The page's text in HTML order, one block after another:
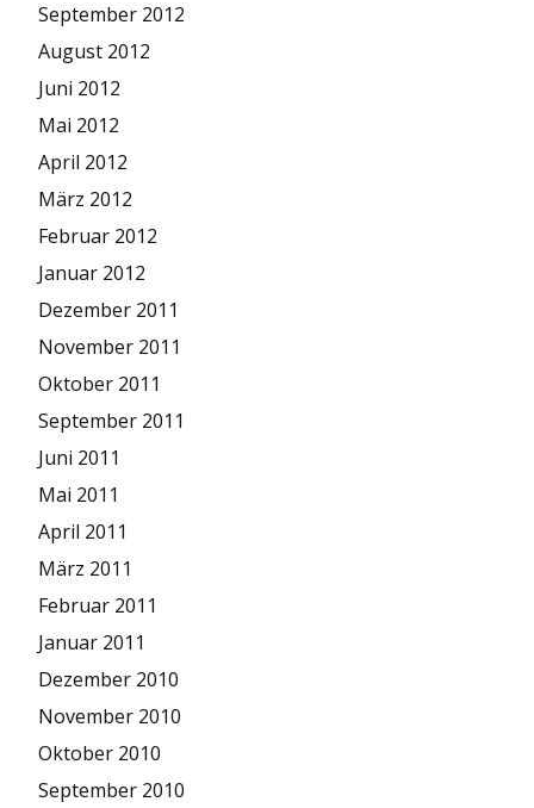
September 2012
August 2012
Juni 2012
Mai 2012
April 2012
März 2012
Februar 2012
Januar 2012
Dezember 2011
November 2011
Oktober 2011
September 2011
Juni 2011
Mai 2011
April 2011
März 2011
Februar 2011
Januar 2011
Dezember 2010
November 2010
Oktober 2010
September 2010